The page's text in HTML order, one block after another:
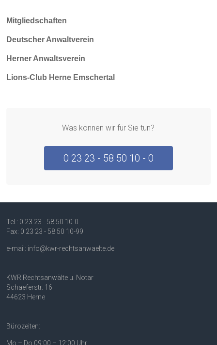
Mitgliedschaften
Deutscher Anwaltverein
Herner Anwaltsverein
Lions-Club Herne Emschertal
Was können wir für Sie tun?
0 23 23 - 58 50 10 - 0
Tel.: 0 23 23 - 58 50 10-0
Fax: 0 23 23 - 58 50 10-99
e-mail: info@kwr-rechtsanwaelte.de
KWR Rechtsanwälte u. Notar
Schaeferstr. 16
44623 Herne
Bürozeiten:
Mo – Do 09:00 – 12:00 Uhr